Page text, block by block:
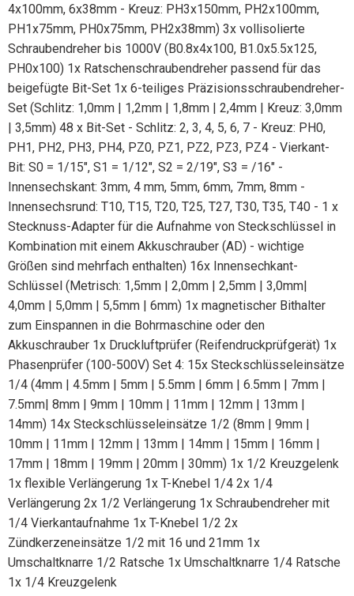
4x100mm, 6x38mm - Kreuz: PH3x150mm, PH2x100mm,
PH1x75mm, PH0x75mm, PH2x38mm) 3x vollisolierte
Schraubendreher bis 1000V (B0.8x4x100, B1.0x5.5x125,
PH0x100) 1x Ratschenschraubendreher passend für das
beigefügte Bit-Set 1x 6-teiliges Präzisionsschraubendreher-
Set (Schlitz: 1,0mm | 1,2mm | 1,8mm | 2,4mm | Kreuz: 3,0mm
| 3,5mm) 48 x Bit-Set - Schlitz: 2, 3, 4, 5, 6, 7 - Kreuz: PH0,
PH1, PH2, PH3, PH4, PZ0, PZ1, PZ2, PZ3, PZ4 - Vierkant-
Bit: S0 = 1/15", S1 = 1/12", S2 = 2/19", S3 = /16" -
Innensechskant: 3mm, 4 mm, 5mm, 6mm, 7mm, 8mm -
Innensechsrund: T10, T15, T20, T25, T27, T30, T35, T40 - 1 x
Stecknuss-Adapter für die Aufnahme von Steckschlüssel in
Kombination mit einem Akkuschrauber (AD) - wichtige
Größen sind mehrfach enthalten) 16x Innensechkant-
Schlüssel (Metrisch: 1,5mm | 2,0mm | 2,5mm | 3,0mm|
4,0mm | 5,0mm | 5,5mm | 6mm) 1x magnetischer Bithalter
zum Einspannen in die Bohrmaschine oder den
Akkuschrauber 1x Druckluftprüfer (Reifendruckprüfgerät) 1x
Phasenprüfer (100-500V) Set 4: 15x Steckschlüsseleinsätze
1/4 (4mm | 4.5mm | 5mm | 5.5mm | 6mm | 6.5mm | 7mm |
7.5mm| 8mm | 9mm | 10mm | 11mm | 12mm | 13mm |
14mm) 14x Steckschlüsseleinsätze 1/2 (8mm | 9mm |
10mm | 11mm | 12mm | 13mm | 14mm | 15mm | 16mm |
17mm | 18mm | 19mm | 20mm | 30mm) 1x 1/2 Kreuzgelenk
1x flexible Verlängerung 1x T-Knebel 1/4 2x 1/4
Verlängerung 2x 1/2 Verlängerung 1x Schraubendreher mit
1/4 Vierkantaufnahme 1x T-Knebel 1/2 2x
Zündkerzeneinsätze 1/2 mit 16 und 21mm 1x
Umschaltknarre 1/2 Ratsche 1x Umschaltknarre 1/4 Ratsche
1x 1/4 Kreuzgelenk